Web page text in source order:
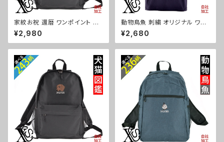
家紋お祝 還暦 ワンポイント 刺
繍 オリジナル リュック おしゃれ
通学 バックパック バッグ メンズ
レディース デイパック ジム ロゴ
¥2,980
動物鳥魚 刺繍 オリジナル ワン
ポイント 5.6oz 半袖 Tシャツ
メンズ ロゴ おしゃれ tシャツ カ
ットソー 自社ブランド 父の日 柄
2-b06-s
¥2,680